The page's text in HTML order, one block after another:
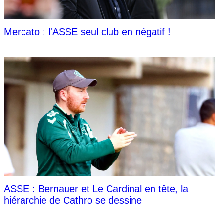
Mercato : l'ASSE seul club en négatif !
ASSE : Bernauer et Le Cardinal en tête, la
hiérarchie de Cathro se dessine